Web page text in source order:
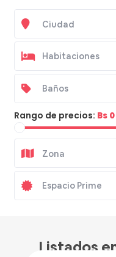
Ciudad
Rango de precios: Bs
Zona
Listados